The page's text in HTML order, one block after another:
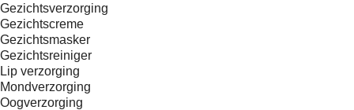
Gezichtsverzorging
Gezichtscreme
Gezichtsmasker
Gezichtsreiniger
Lip verzorging
Mondverzorging
Oogverzorging